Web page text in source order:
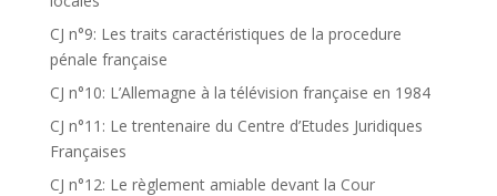
CJ n°9: Les traits caractéristiques de la procedure
pénale française
CJ n°10: L’Allemagne à la télévision française en 1984
CJ n°11: Le trentenaire du Centre d’Etudes Juridiques
Françaises
CJ n°12: Le règlement amiable devant la Cour